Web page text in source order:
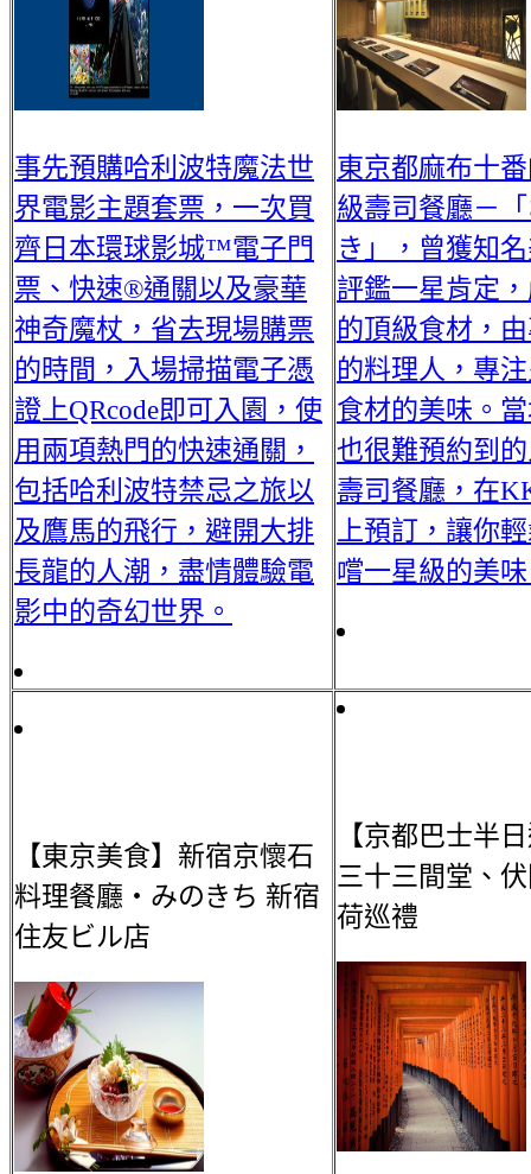
事先預購哈利波特魔法世
界電影主題套票，一次買
齊日本環球影城™電子門
票、快速®通關以及豪華
神奇魔杖，省去現場購票
的時間，入場掃描電子憑
證上QRcode即可入園，使
用兩項熱門的快速通關，
包括哈利波特禁忌之旅以
及鷹馬的飛行，避開大排
長龍的人潮，盡情體驗電
影中的奇幻世界。
東京都麻布十
級壽司餐廳－
き」，曾獲知
評鑑一星肯定
的頂級食材，
的料理人，專
食材的美味。
也很難預約到
壽司餐廳，在
上預訂，讓你
嚐一星級的美
【東京美食】新宿京懷石
料理餐廳・みのきち 新宿
住友ビル店
【京都巴士半
三十三間堂、
荷巡禮